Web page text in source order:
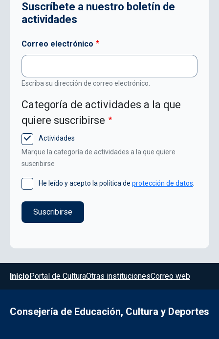
Suscríbete a nuestro boletín de
actividades
Correo electrónico
Escriba su dirección de correo electrónico.
Categoría de actividades a la que
quiere suscribirse
Actividades
Marque la categoría de actividades a la que quiere
suscribirse
He leído y acepto la política de protección de datos
Menú del pie
InicioPortal de CulturaOtras institucionesCorreo web
Consejería de Educación, Cultura y Deportes